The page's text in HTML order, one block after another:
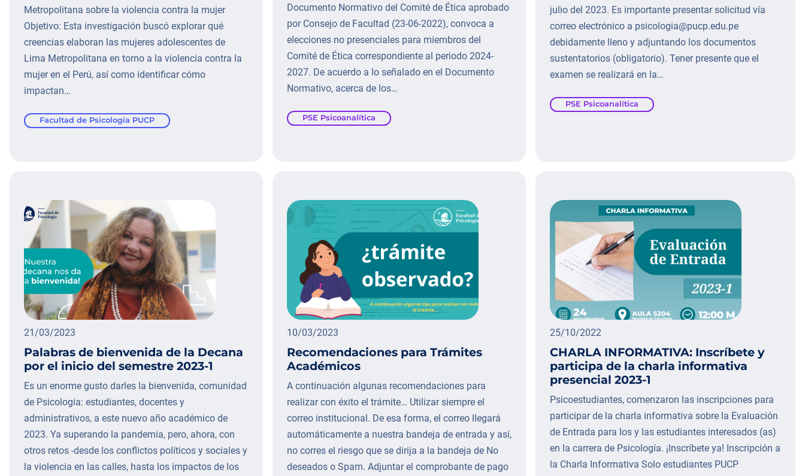
Metropolitana sobre la violencia contra la mujer
Objetivo: Esta investigación buscó explorar qué
creencias elaboran las mujeres adolescentes de
Lima Metropolitana en torno a la violencia contra la
mujer en el Perú, así como identificar cómo
impactan…
Facultad de Psicología PUCP
Documento Normativo del Comité de Ética aprobado
por Consejo de Facultad (23-06-2022), convoca a
elecciones no presenciales para miembros del
Comité de Ética correspondiente al periodo 2024-
2027. De acuerdo a lo señalado en el Documento
Normativo, acerca de los…
PSE Psicoanalítica
julio del 2023. Es importante presentar solicitud vía
correo electrónico a psicologia@pucp.edu.pe
debidamente lleno y adjuntando los documentos
sustentatorios (obligatorio). Tener presente que el
examen se realizará en la…
PSE Psicoanalítica
21/03/2023
Palabras de bienvenida de la Decana
por el inicio del semestre 2023-1
Es un enorme gusto darles la bienvenida, comunidad
de Psicología: estudiantes, docentes y
administrativos, a este nuevo año académico de
2023. Ya superando la pandemia, pero, ahora, con
otros retos -desde los conflictos políticos y sociales y
la violencia en las calles, hasta los impactos de los
10/03/2023
Recomendaciones para Trámites
Académicos
A continuación algunas recomendaciones para
realizar con éxito el trámite… Utilizar siempre el
correo institucional. De esa forma, el correo llegará
automáticamente a nuestra bandeja de entrada y así,
no corres el riesgo que se dirija a la bandeja de No
deseados o Spam. Adjuntar el comprobante de pago
25/10/2022
CHARLA INFORMATIVA: Inscríbete y
participa de la charla informativa
presencial 2023-1
Psicoestudiantes, comenzaron las inscripciones para
participar de la charla informativa sobre la Evaluación
de Entrada para los y las estudiantes interesados (as)
en la carrera de Psicología. ¡Inscríbete ya! Inscripción a
la Charla Informativa Solo estudiantes PUCP